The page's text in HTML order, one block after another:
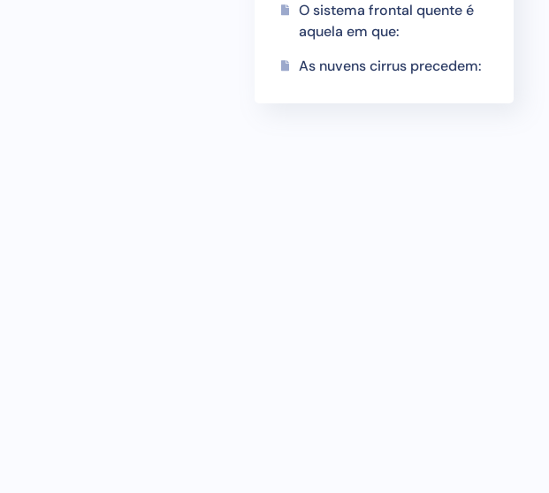
O sistema frontal quente é
aquela em que:
As nuvens cirrus precedem: